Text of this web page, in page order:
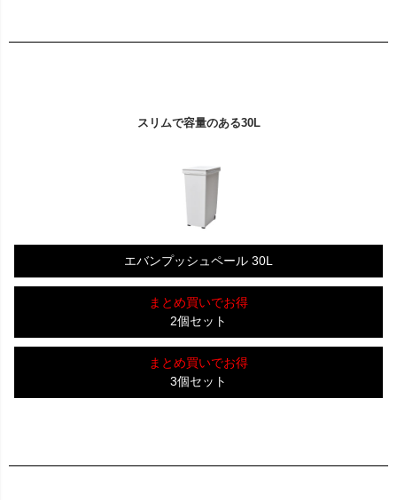
スリムで容量のある30L
エバンプッシュペール 30L
まとめ買いでお得
2個セット
まとめ買いでお得
3個セット